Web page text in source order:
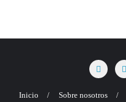
Inicio Sobre nosotros